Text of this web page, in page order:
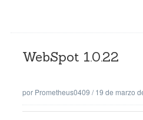
WebSpot 1.0.22
por Prometheus0409 /19 de marzo